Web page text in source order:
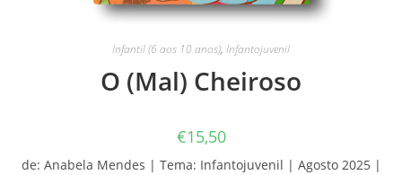
Infantil (6 aos 10 anos), Infantojuvenil
O (Mal) Cheiroso
€15,50
de: Anabela Mendes | Tema: Infantojuvenil | Agosto 2025 |